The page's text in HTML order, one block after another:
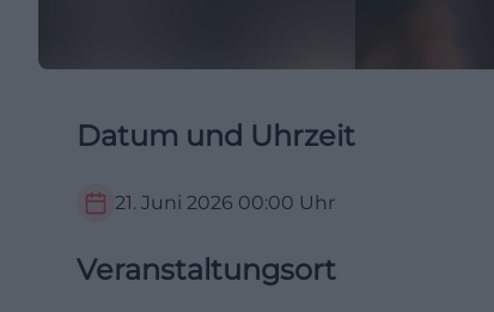
Datum und Uhrzeit
21. Juni 2026 00:00 Uhr
Veranstaltungsort